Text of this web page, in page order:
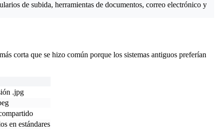
de subida, herramientas de documentos, correo electrónico y
corta que se hizo común porque los sistemas antiguos preferían
.jpg
en estándares